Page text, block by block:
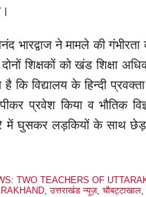
भारद्वाज ने मामले की
शिक्षकों को खंड शिक्षा
विद्यालय के हिन्दी
प्रवेश किया व भौतिक
घुसकर लड़कियों के साथ
TWO TEACHERS OF
,उत्तराखंड न्यूज़,चौबट्टाखाल